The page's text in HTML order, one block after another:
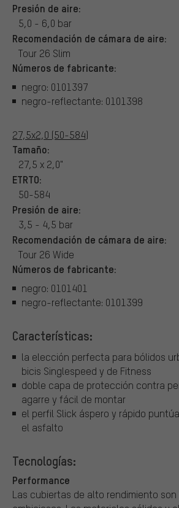
Presión de aire:
5,0 - 6,0 bar
Recomendación de cámara de aire:
Tour 26 Slim
Números de fabricante:
negro: 0101397
negro-reflectante: 0101398
27,5x2,0 (50-584)
Tamaño:
27,5 x 2,0"
ETRTO:
50-584
Presión de aire:
3,5 - 4,5 bar
Recomendación de cámara de aire:
Tour 26 Wide
Números de fabricante:
negro: 0101401
negro-reflectante: 0101399
Características:
la elección perfecta para bólidos
bicis Singlespeed y de Fitness
doble capa de protección contra
agarre y fácil de montar
el perfil Slick áspero y rápido
el asfalto
Tecnologías:
Performance
Las cubiertas de alto rendimiento